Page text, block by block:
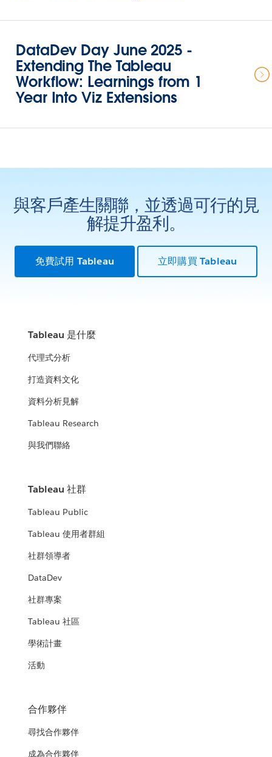
DataDev Day June 2025 -
Extending The Tableau
Workflow: Learnings from 1
Year Into Viz Extensions
與客戶產生關聯，並透過可行的見
解提升盈利。
免費試用 Tableau 立即購買 Tableau
Tableau 是什麼
代理式分析
打造資料文化
資料分析見解
Tableau Research
與我們聯絡
Tableau 社群
Tableau Public
Tableau 使用者群組
社群領導者
DataDev
社群專案
Tableau 社區
學術計畫
活動
合作夥伴
尋找合作夥伴
成為合作夥伴